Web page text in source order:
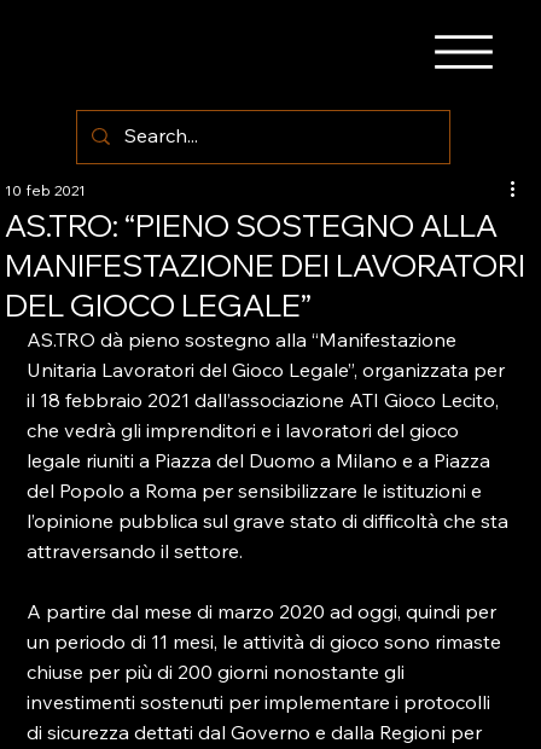
AS.TRO: “PIENO SOSTEGNO ALLA
MANIFESTAZIONE DEI LAVORATORI
DEL GIOCO LEGALE”
10 feb 2021
AS.TRO dà pieno sostegno alla “Manifestazione
Unitaria Lavoratori del Gioco Legale”, organizzata per
il 18 febbraio 2021 dall’associazione ATI Gioco Lecito,
che vedrà gli imprenditori e i lavoratori del gioco
legale riuniti a Piazza del Duomo a Milano e a Piazza
del Popolo a Roma per sensibilizzare le istituzioni e
l’opinione pubblica sul grave stato di difficoltà che sta
attraversando il settore.
A partire dal mese di marzo 2020 ad oggi, quindi per
un periodo di 11 mesi, le attività di gioco sono rimaste
chiuse per più di 200 giorni nonostante gli
investimenti sostenuti per implementare i protocolli
di sicurezza dettati dal Governo e dalla Regioni per